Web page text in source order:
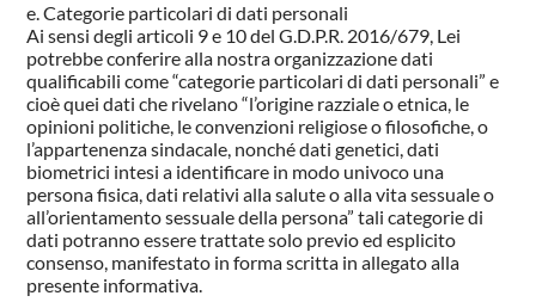
Categorie particolari di dati personali
Ai sensi degli articoli 9 e 10 del G.D.P.R. 2016/679, Lei
potrebbe conferire alla nostra organizzazione dati
qualificabili come “categorie particolari di dati personali” e
cioè quei dati che rivelano “l’origine razziale o etnica, le
opinioni politiche, le convenzioni religiose o filosofiche, o
l’appartenenza sindacale, nonché dati genetici, dati
biometrici intesi a identificare in modo univoco una
persona fisica, dati relativi alla salute o alla vita sessuale o
all’orientamento sessuale della persona” tali categorie di
dati potranno essere trattate solo previo ed esplicito
consenso, manifestato in forma scritta in allegato alla
presente informativa.